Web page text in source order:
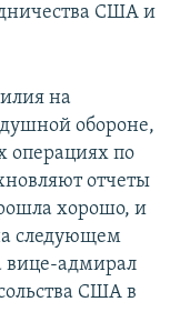
США и
на
обороне,
операциях по
отчеты
хорошо, и
следующем
вице-адмирал
США в